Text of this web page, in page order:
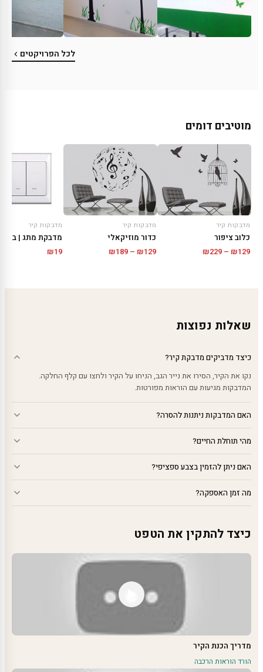
לכל הפרויקטים
מוטיבים דומים
מדבקות קיר
כלוב ציפור
₪129
–
₪229
מדבקות קיר
כדור מוזיקאלי
₪129
–
₪189
מדבקות קיר
₪19
שאלות נפוצות
כיצד מדביקים מדבקת קיר?
נקו את הקיר, הסירו את נייר הגב, הניחו על הקיר ולחצו עם קלף החלקה.
המדבקות מגיעות עם הוראות מפורטות.
האם המדבקות ניתנות להסרה?
מהי תוחלת החיים?
האם ניתן להזמין בצבע ספציפי?
מה זמן האספקה?
כיצד להתקין את הטפט
מדריך הכנת הקיר
הורד הוראות הרכבה